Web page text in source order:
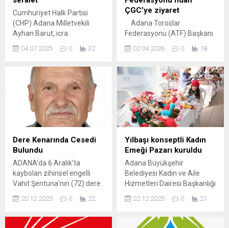
Cumhuriyet Halk Partisi
(CHP) Adana Milletvekili
Ayhan Barut, icra
dosyalarının 24 milyona,
yurttaşların banka
milyar liraya ulaştığına
dikkat çekti. Bu kara tabloya
neden olanların sefa
sürdüğünü anlatan Barut,
halka ise sefalet
dayatıldığını belirtti. “AÇLIK,
YOKSULLUK VE SEFALET
DAYATILIYOR” Türkiye
konuşan CHP Adana...
04.07.2025 0 32
ÇGC’ye ziyaret
Adana Toroslar
Federasyonu (ATF) Başkanı
Cenap Erol, Başkan
Yardımcısı İlhan Taş,
Yaşar Usanmaz, Proje
Kurulu üyesi Prof. Dr. Sait
Say ile Proje Kurulu üyesi
Şerife Karakuş, Çukurova
Gazeteciler Cemiyeti (ÇGC)
Başkanı Kurtul Çakın ve
yönetim kurulu üyelerine
hayırlı olsun ziyaretinde
bulundu. ÇGC’nin İdari
binasında gerçekleştirilen...
02.04.2026 0 18
Dere Kenarında Cesedi
Bulundu
ADANA’da 6 Aralık’ta
kaybolan zihinsel engelli
Vahit Şentuna’nın (72) dere
İmamoğlu ilçesi Saygeçit
evinden ayrılarak çay
20.12.2025 0 22
Yılbaşı konseptli Kadın
Emeği Pazarı kuruldu
Adana Büyükşehir
Belediyesi Kadın ve Aile
Hizmetleri Dairesi Başkanlığı
kooperatifleri ile kadın
emeği ürünlerini
22.12.2025 0 21